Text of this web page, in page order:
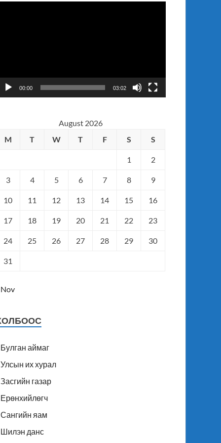
00:00 03:02
August 2026
M
T W T F S S
1 2
3 4 5 6 7 8 9
10 11 12 13 14 15 16
17 18 19 20 21 22 23
24 25 26 27 28 29 30
31
Nov
Булган аймаг
Улсын их хурал
Засгийн газар
Ерөнхийлөгч
Сангийн яам
Шилэн данс